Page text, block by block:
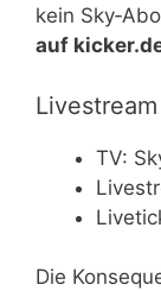
kein
auf
TV:
Die